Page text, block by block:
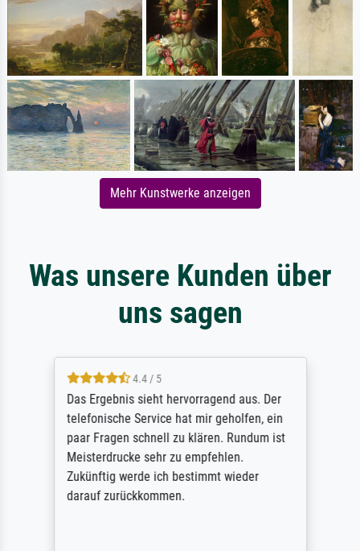
Mehr Kunstwerke anzeigen
Was unsere Kunden über
uns sagen
4.4 / 5
Das Ergebnis sieht hervorragend aus. Der
telefonische Service hat mir geholfen, ein
paar Fragen schnell zu klären. Rundum ist
Meisterdrucke sehr zu empfehlen.
Zukünftig werde ich bestimmt wieder
darauf zurückkommen.